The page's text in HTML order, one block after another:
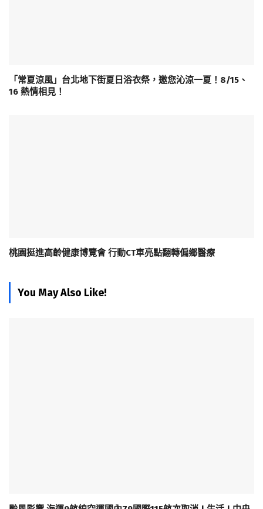
「常夏涼風」台北地下街夏日浴衣祭，邀您沁涼一夏！8/15、
16 熱情相見！
桃園挺進高齡健康博覽會 行動CT車亮點翻轉偏鄉醫療
You May Also Like!